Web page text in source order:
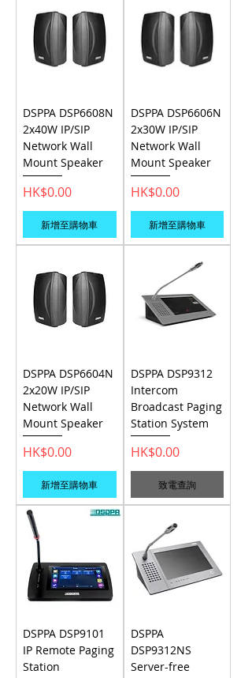
DSPPA DSP6608N
2x40W IP/SIP
Network Wall
Mount Speaker
價格
HK$0.00
新增至購物車
DSPPA DSP6606N
2x30W IP/SIP
Network Wall
Mount Speaker
價格
HK$0.00
新增至購物車
DSPPA DSP6604N
2x20W IP/SIP
Network Wall
Mount Speaker
價格
HK$0.00
新增至購物車
DSPPA DSP9312
Intercom
Broadcast Paging
Station System
價格
HK$0.00
致電查詢
DSPPA DSP9101
IP Remote Paging
Station
DSPPA
DSP9312NS
Server-free